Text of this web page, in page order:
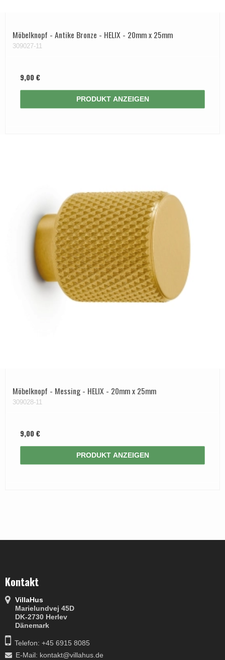
Möbelknopf - Antike Bronze - HELIX - 20mm x 25mm
309027-11
9,00 €
PRODUKT ANZEIGEN
Möbelknopf - Messing - HELIX - 20mm x 25mm
309028-11
9,00 €
PRODUKT ANZEIGEN
Kontakt
VillaHus
Marielundvej 45D
DK-2730 Herlev
Dänemark
Telefon: +45 6915 8085
E-Mail: kontakt@villahus.de